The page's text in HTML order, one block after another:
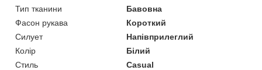
Тип тканини
Бавовна
Фасон рукава
Короткий
Силует
Напівприлеглий
Колір
Білий
Стиль
Casual